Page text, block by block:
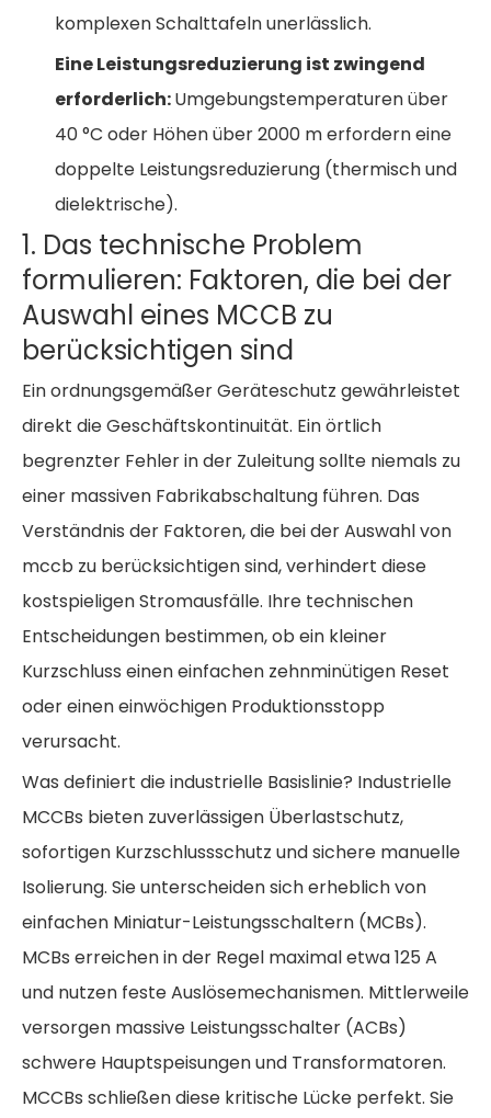
komplexen Schalttafeln unerlässlich.
Eine Leistungsreduzierung ist zwingend
erforderlich:Umgebungstemperaturen über
40 °C oder Höhen über 2000 m erfordern eine
doppelte Leistungsreduzierung (thermisch und
dielektrische).
1. Das technische Problem
formulieren: Faktoren, die bei der
Auswahl eines MCCB zu
berücksichtigen sind
Ein ordnungsgemäßer Geräteschutz gewährleistet
direkt die Geschäftskontinuität. Ein örtlich
begrenzter Fehler in der Zuleitung sollte niemals zu
einer massiven Fabrikabschaltung führen. Das
Verständnis der Faktoren, die bei der Auswahl von
mccb zu berücksichtigen sind,verhindert diese
kostspieligen Stromausfälle. Ihre technischen
Entscheidungen bestimmen, ob ein kleiner
Kurzschluss einen einfachen zehnminütigen Reset
oder einen einwöchigen Produktionsstopp
verursacht.
Was definiert die industrielle Basislinie? Industrielle
MCCBs bieten zuverlässigen Überlastschutz,
sofortigen Kurzschlussschutz und sichere manuelle
Isolierung. Sie unterscheiden sich erheblich von
einfachen Miniatur-Leistungsschaltern (MCBs).
MCBs erreichen in der Regel maximal etwa 125 A
und nutzen feste Auslösemechanismen. Mittlerweile
versorgen massive Leistungsschalter (ACBs)
schwere Hauptspeisungen und Transformatoren.
MCCBs schließen diese kritische Lücke perfekt. Sie